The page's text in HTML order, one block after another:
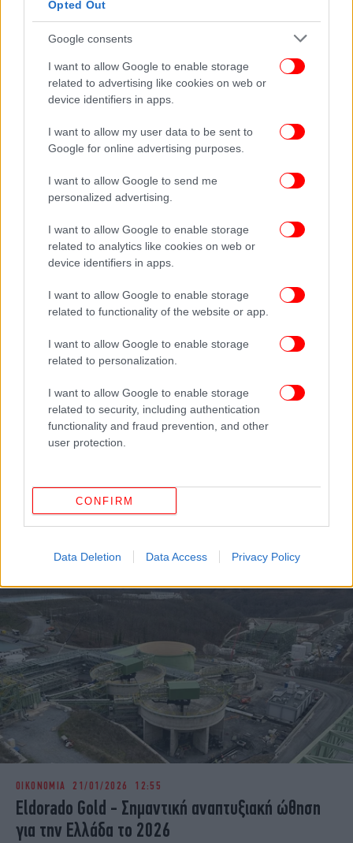
Opted Out
Google consents
I want to allow Google to enable storage
related to advertising like cookies on web or
device identifiers in apps.
I want to allow my user data to be sent to
Google for online advertising purposes.
I want to allow Google to send me
personalized advertising.
I want to allow Google to enable storage
related to analytics like cookies on web or
device identifiers in apps.
I want to allow Google to enable storage
related to functionality of the website or app.
I want to allow Google to enable storage
related to personalization.
I want to allow Google to enable storage
related to security, including authentication
functionality and fraud prevention, and other
user protection.
CONFIRM
Data Deletion Data Access Privacy Policy
Θρίλερ στο Πέραμα: Γυναίκα εντοπίστηκε νεκρή
Κακοκαιρία: Έγειρε δεξαμενόπλοιο στο Πέραμα
μετά από εισροή υδάτων -Κινητοποιήθηκε το
ΟΙΚΟΝΟΜΙΑ 21/01/2026 12:55
Eldorado Gold - Σημαντική αναπτυξιακή ώθηση
για την Ελλάδα το 2026